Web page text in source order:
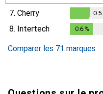
0.4%
7. Cherry
0.5%
0.5
8. Intertech 0.6 %
Comparer les 71 marques